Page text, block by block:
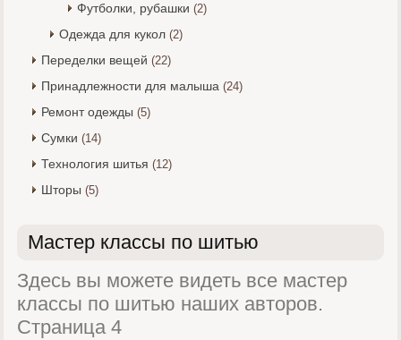
Футболки, рубашки (2)
Одежда для кукол (2)
Переделки вещей (22)
Принадлежности для малыша (24)
Ремонт одежды (5)
Сумки (14)
Технология шитья (12)
Шторы (5)
Мастер классы по шитью
Здесь вы можете видеть все мастер
классы по шитью наших авторов.
Страница 4